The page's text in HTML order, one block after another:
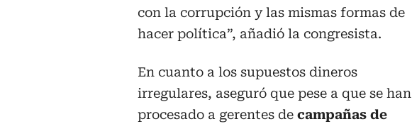
con la corrupción y las mismas formas de
hacer política”, añadió la congresista.
En cuanto a los supuestos dineros
irregulares, aseguró que pese a que se han
procesado a gerentes de campañas de